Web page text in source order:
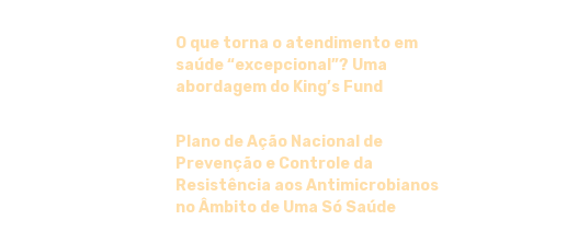
O que torna o atendimento em
saúde “excepcional”? Uma
abordagem do King’s Fund
Plano de Ação Nacional de
Prevenção e Controle da
Resistência aos Antimicrobianos
no Âmbito de Uma Só Saúde